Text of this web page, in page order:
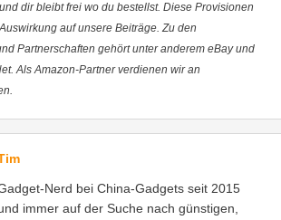
dir bleibt frei wo du bestellst. Diese Provisionen
auf unsere Beiträge. Zu den
Partnerschaften gehört unter anderem eBay und
Als Amazon-Partner verdienen wir an
Nerd bei China-Gadgets seit 2015
immer auf der Suche nach günstigen,